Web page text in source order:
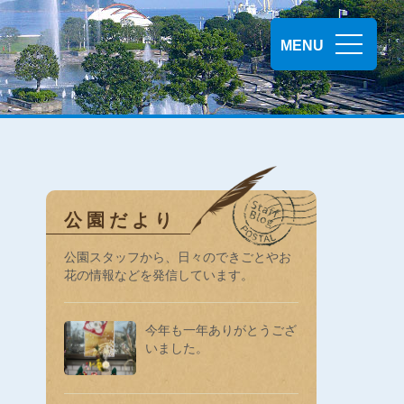
MENU
公園だより
公園スタッフから、日々のできごとやお
花の情報などを発信しています。
今年も一年ありがとうござ
いました。